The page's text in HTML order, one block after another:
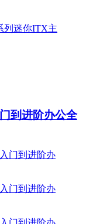
到进阶办公全